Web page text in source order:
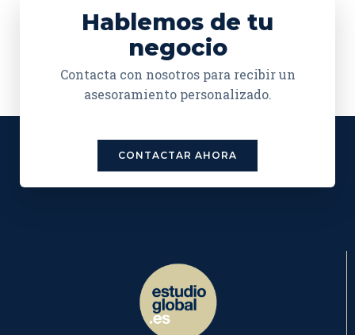
Hablemos de tu
negocio
Contacta con nosotros para recibir un
asesoramiento personalizado.
CONTACTAR AHORA